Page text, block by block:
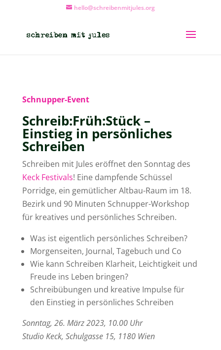
hello@schreibenmitjules.org
Schnupper-Event
Schreib:Früh:Stück –
Einstieg in persönliches
Schreiben
Schreiben mit Jules eröffnet den Sonntag des
Keck Festivals! Eine dampfende Schüssel
Porridge, ein gemütlicher Altbau-Raum im 18.
Bezirk und 90 Minuten Schnupper-Workshop
für kreatives und persönliches Schreiben.
Was ist eigentlich persönliches Schreiben?
Morgenseiten, Journal, Tagebuch und Co
Wie kann Schreiben Klarheit, Leichtigkeit und
Freude ins Leben bringen?
Schreibübungen und kreative Impulse für
den Einstieg in persönliches Schreiben
Sonntag, 26. März 2023, 10.00 Uhr
Studio Keck, Schulgasse 15, 1180 Wien